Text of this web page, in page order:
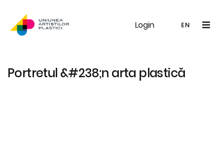
Login EN
EN
UAP Galerie Noutăți
Portretul &#238;n arta plastică